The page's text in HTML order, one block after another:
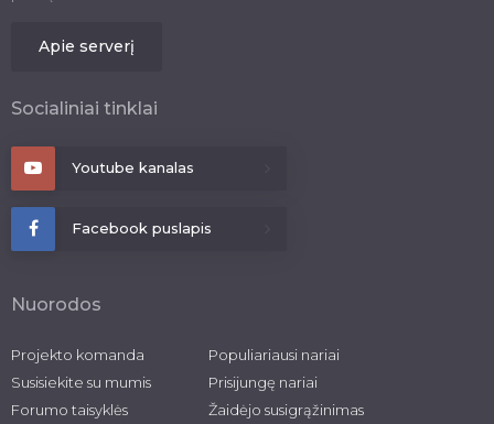
Apie serverį
Socialiniai tinklai
Youtube kanalas
Facebook puslapis
Nuorodos
Projekto komanda
Susisiekite su mumis
Forumo taisyklės
Populiariausi nariai
Prisijungę nariai
Žaidėjo susigrąžinimas